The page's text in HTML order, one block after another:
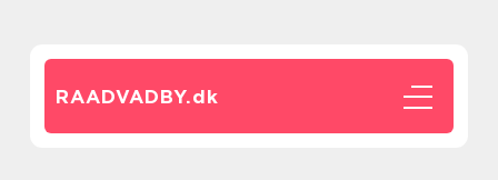
RAADVADBY.dk